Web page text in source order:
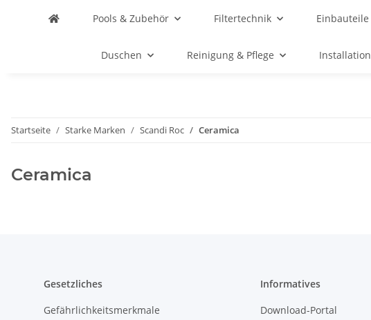
Pools & Zubehör Filtertechnik Einbauteile
Duschen Reinigung & Pflege Installation
Startseite Starke Marken Scandi Roc Ceramica
Ceramica
Gesetzliches
Gefährlichkeitsmerkmale
Informatives
Download-Portal